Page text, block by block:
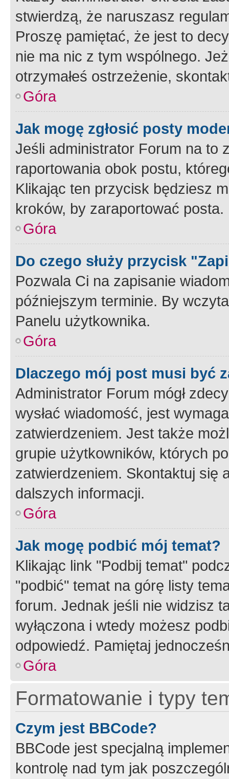
stwierdzą, że naruszasz
Proszę pamiętać, że jest to
nie ma nic z tym wspólnego.
otrzymałeś ostrzeżenie,
Góra
Jak mogę zgłosić posty
Jeśli administrator Forum na to
raportowania obok postu,
Klikając ten przycisk będziesz
kroków, by zaraportować posta.
Góra
Do czego służy przycisk
Pozwala Ci na zapisanie
późniejszym terminie. By
Panelu użytkownika.
Góra
Dlaczego mój post musi być
Administrator Forum mógł
wysłać wiadomość, jest
zatwierdzeniem. Jest także
grupie użytkowników, których
zatwierdzeniem. Skontaktuj się
dalszych informacji.
Góra
Jak mogę podbić mój temat?
Klikając link "Podbij temat"
"podbić" temat na górę listy
forum. Jednak jeśli nie widzisz
wyłączona i wtedy możesz
odpowiedź. Pamiętaj
Góra
Formatowanie i typy
Czym jest BBCode?
BBCode jest specjalną
kontrolę nad tym jak